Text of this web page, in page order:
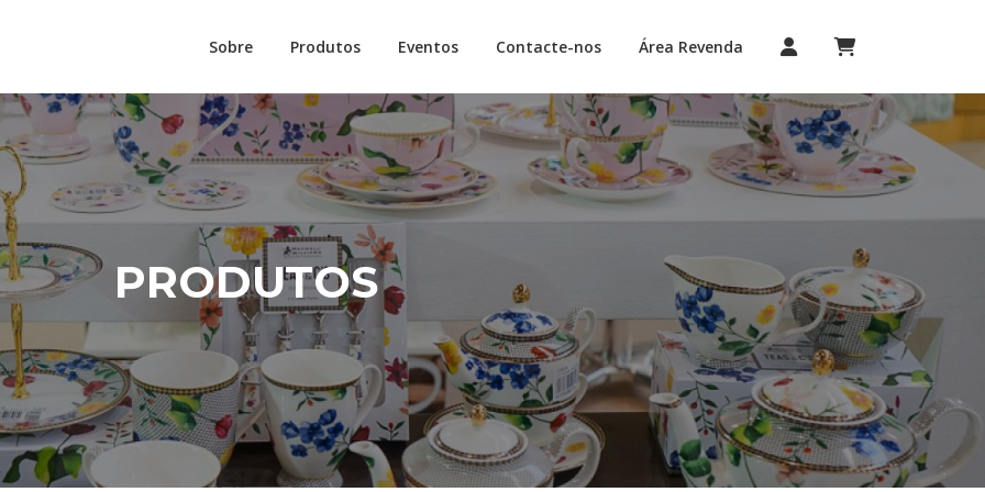
Sobre Produtos Eventos Contacte-nos Área Revenda
PRODUTOS